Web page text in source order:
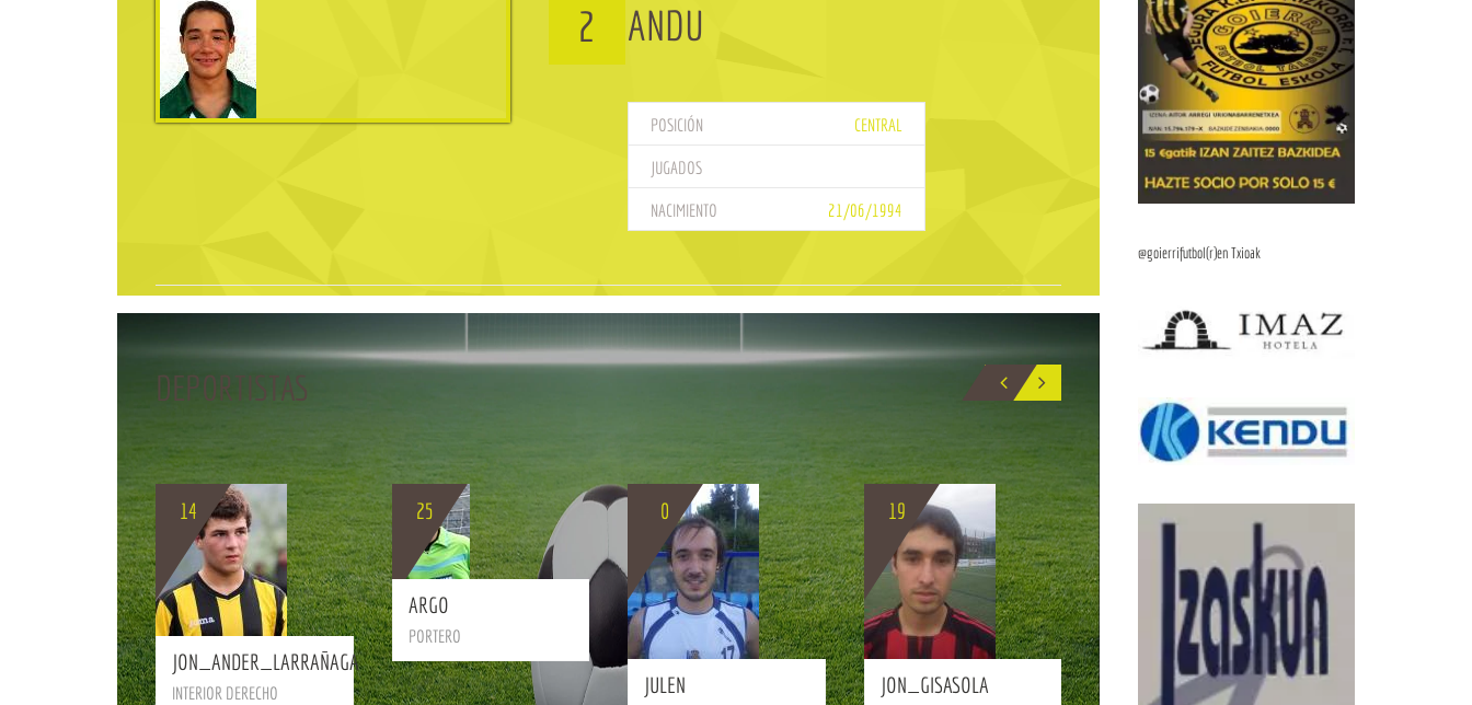
2 ANDU
POSICIÓN CENTRAL
JUGADOS
NACIMIENTO 21/06/1994
DEPORTISTAS
14
BIO
JON_ANDER_LARRAÑAGA
INTERIOR DERECHO
25
BIO
ARGO
PORTERO
0
BIO
JULEN
19
JON_GISASOLA
5
IÑIGO_GARMENDIA
BIO
@goierrifutbol(r)en Txioak